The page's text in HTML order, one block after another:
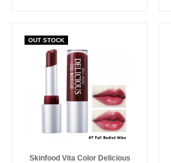
OUT STOCK
Skinfood Vita Color Delicious